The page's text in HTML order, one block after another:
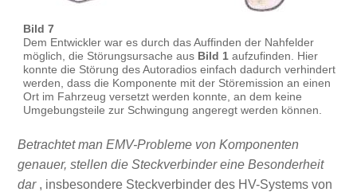
Bild 7
Dem Entwickler war es durch das Auffinden der Nahfelder
möglich, die Störungsursache aus Bild 1aufzufinden. Hier
konnte die Störung des Autoradios einfach dadurch verhindert
werden, dass die Komponente mit der Störemission an einen
Ort im Fahrzeug versetzt werden konnte, an dem keine
Umgebungsteile zur Schwingung angeregt werden können.
Betrachtet man EMV-Probleme von Komponenten
genauer, stellen die Steckverbinder eine Besonderheit
dar, insbesondere Steckverbinder des HV-Systems von